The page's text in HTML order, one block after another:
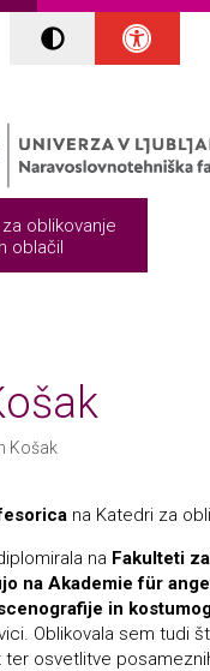
oblikovanje
oblačil
Košak
na Katedri za
na Fakulteti
na Akademie für
in
Oblikovala sem tudi
ter osvetlitve